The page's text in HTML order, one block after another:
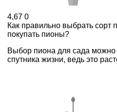
4,67 0
Как правильно выбрать сорт
покупать пионы?
Выбор пиона для сада можно
спутника жизни, ведь это